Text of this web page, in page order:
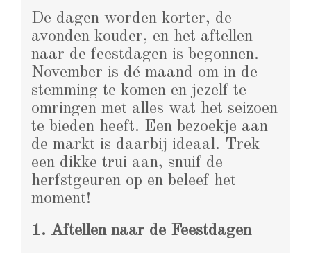
De dagen worden korter, de
avonden kouder, en het aftellen
naar de feestdagen is begonnen.
November is dé maand om in de
stemming te komen en jezelf te
omringen met alles wat het seizoen
te bieden heeft. Een bezoekje aan
de markt is daarbij ideaal. Trek
een dikke trui aan, snuif de
herfstgeuren op en beleef het
moment!
1. Aftellen naar de Feestdagen